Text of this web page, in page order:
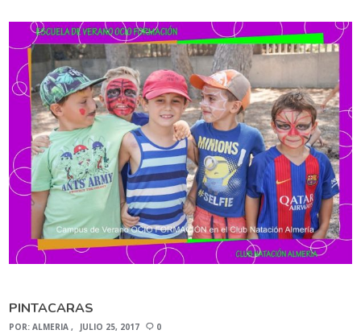
PINTACARAS
POR:ALMERIA JULIO 25, 2017 0